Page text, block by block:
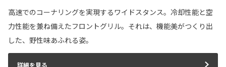
高速でのコーナリングを実現するワイドスタンス。冷却性能と空
力性能を兼ね備えたフロントグリル。それは、機能美がつくり出
した、野性味あふれる姿。
詳細を見る